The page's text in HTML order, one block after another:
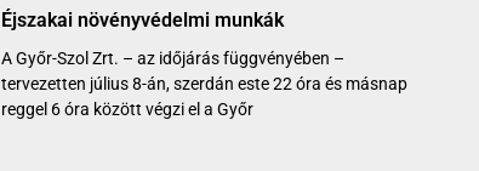
Éjszakai növényvédelmi munkák
A Győr-Szol Zrt. – az időjárás függvényében –
tervezetten július 8-án, szerdán este 22 óra és másnap
reggel 6 óra között végzi el a Győr